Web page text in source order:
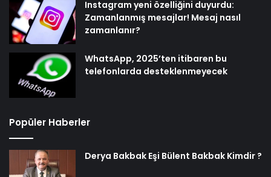
Instagram yeni özelliğini duyurdu:
Zamanlanmış mesajlar! Mesaj nasıl
zamanlanır?
WhatsApp, 2025’ten itibaren bu
telefonlarda desteklenmeyecek
Popüler Haberler
Derya Bakbak Eşi Bülent Bakbak Kimdir ?